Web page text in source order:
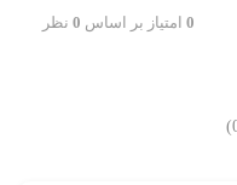
0 امتیاز بر اساس 0 نظر